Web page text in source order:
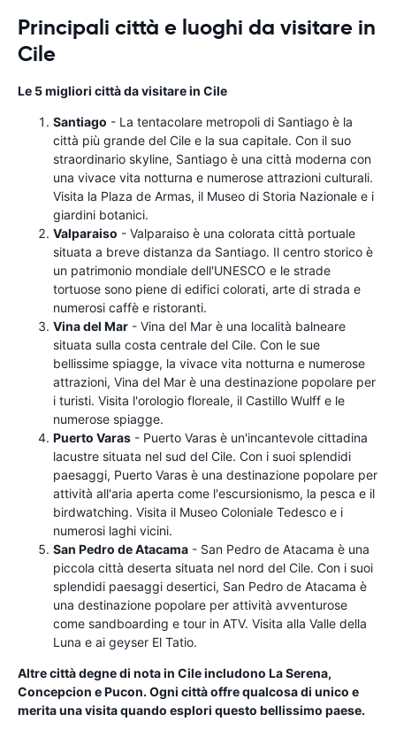
Principali città e luoghi da visitare in
Cile
Le 5 migliori città da visitare in Cile
Santiago - La tentacolare metropoli di Santiago è la
città più grande del Cile e la sua capitale. Con il suo
straordinario skyline, Santiago è una città moderna con
una vivace vita notturna e numerose attrazioni culturali.
Visita la Plaza de Armas, il Museo di Storia Nazionale e i
giardini botanici.
Valparaiso - Valparaiso è una colorata città portuale
situata a breve distanza da Santiago. Il centro storico è
un patrimonio mondiale dell'UNESCO e le strade
tortuose sono piene di edifici colorati, arte di strada e
numerosi caffè e ristoranti.
Vina del Mar - Vina del Mar è una località balneare
situata sulla costa centrale del Cile. Con le sue
bellissime spiagge, la vivace vita notturna e numerose
attrazioni, Vina del Mar è una destinazione popolare per
i turisti. Visita l'orologio floreale, il Castillo Wulff e le
numerose spiagge.
Puerto Varas - Puerto Varas è un'incantevole cittadina
lacustre situata nel sud del Cile. Con i suoi splendidi
paesaggi, Puerto Varas è una destinazione popolare per
attività all'aria aperta come l'escursionismo, la pesca e il
birdwatching. Visita il Museo Coloniale Tedesco e i
numerosi laghi vicini.
San Pedro de Atacama - San Pedro de Atacama è una
piccola città deserta situata nel nord del Cile. Con i suoi
splendidi paesaggi desertici, San Pedro de Atacama è
una destinazione popolare per attività avventurose
come sandboarding e tour in ATV. Visita alla Valle della
Luna e ai geyser El Tatio.
Altre città degne di nota in Cile includono La Serena,
Concepcion e Pucon. Ogni città offre qualcosa di unico e
merita una visita quando esplori questo bellissimo paese.